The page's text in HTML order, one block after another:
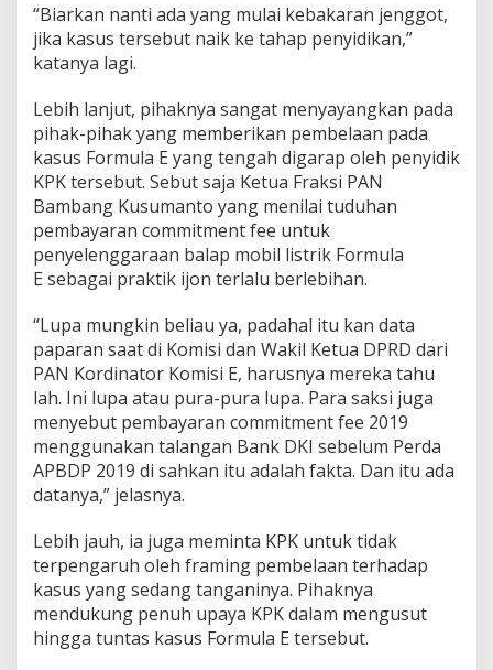
e
m
a
r
a
n
C
o
m
m
i
m
e
n
t
F
e
J
e
s
J
a
n
g
g
“Biarkan nanti ada yang mulai kebakaran jenggot,
jika kasus tersebut naik ke tahap penyidikan,”
katanya lagi.
Lebih lanjut, pihaknya sangat menyayangkan pada
pihak-pihak yang memberikan pembelaan pada
kasus Formula E yang tengah digarap oleh penyidik
KPK tersebut. Sebut saja Ketua Fraksi PAN
Bambang Kusumanto yang menilai tuduhan
pembayaran commitment fee untuk
penyelenggaraan balap mobil listrik Formula
E sebagai praktik ijon terlalu berlebihan.
“Lupa mungkin beliau ya, padahal itu kan data
paparan saat di Komisi dan Wakil Ketua DPRD dari
PAN Kordinator Komisi E, harusnya mereka tahu
lah. Ini lupa atau pura-pura lupa. Para saksi juga
menyebut pembayaran commitment fee 2019
menggunakan talangan Bank DKI sebelum Perda
APBDP 2019 di sahkan itu adalah fakta. Dan itu ada
datanya,” jelasnya.
Lebih jauh, ia juga meminta KPK untuk tidak
terpengaruh oleh framing pembelaan terhadap
kasus yang sedang tanganinya. Pihaknya
mendukung penuh upaya KPK dalam mengusut
hingga tuntas kasus Formula E tersebut.